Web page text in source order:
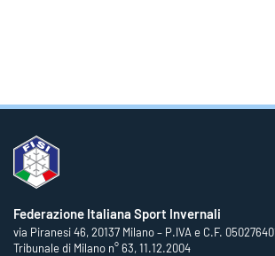
Federazione Italiana Sport Invernali
via Piranesi 46, 20137 Milano – P.IVA e C.F.
Tribunale di Milano n° 63, 11.12.2004